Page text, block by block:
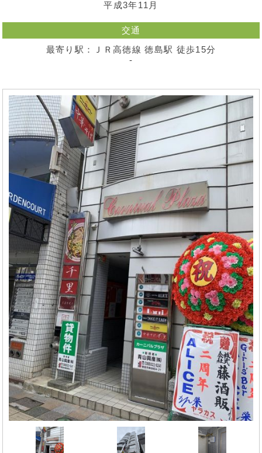
平成3年11月
交通
最寄り駅：ＪＲ高徳線 徳島駅 徒歩15分
-